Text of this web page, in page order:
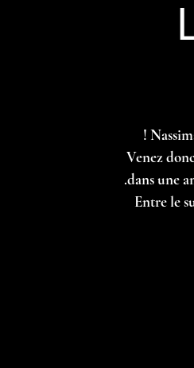
Venez
Entre le